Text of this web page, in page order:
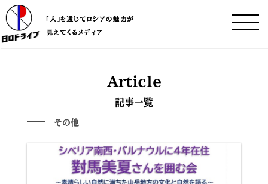
Article
記事一覧
その他